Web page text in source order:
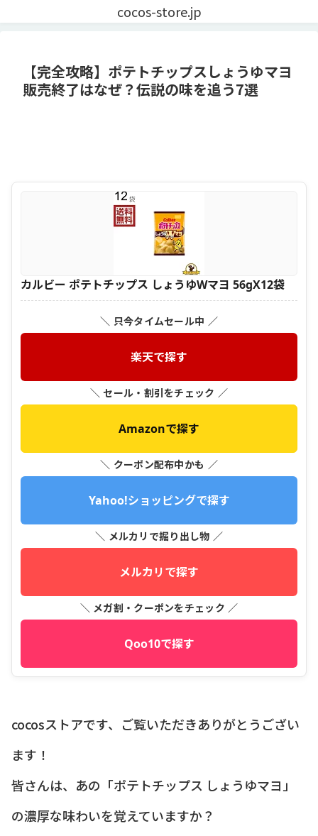
cocos-store.jp
【完全攻略】ポテトチップスしょうゆマヨ
販売終了はなぜ？伝説の味を追う7選
カルビー ポテトチップス しょうゆWマヨ 56gX12袋
＼ 只今タイムセール中 ／
楽天で探す
＼ セール・割引をチェック ／
Amazonで探す
＼ クーポン配布中かも ／
Yahoo!ショッピングで探す
＼ メルカリで掘り出し物 ／
メルカリで探す
＼ メガ割・クーポンをチェック ／
Qoo10で探す
cocosストアです、ご覧いただきありがとうござい
ます！
皆さんは、あの「ポテトチップス しょうゆマヨ」
の濃厚な味わいを覚えていますか？